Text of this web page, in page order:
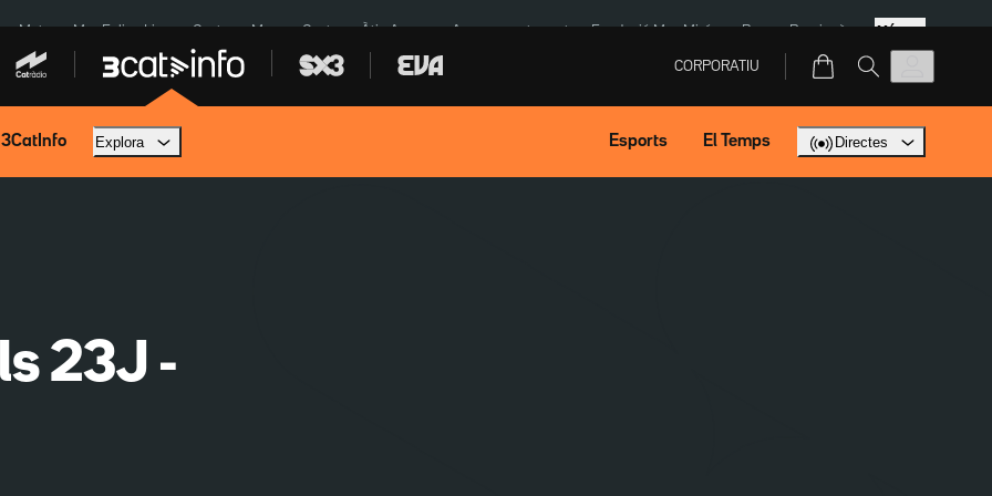
a Meta Mor Felipe Lipe Ceuta Menors Ceuta Àtic Ayuso Aparcament agost Fundació Mas Miró eBay Perpinyà Més
CORPORATIU
3CatInfo Explora Esports El Temps Directes
23J -